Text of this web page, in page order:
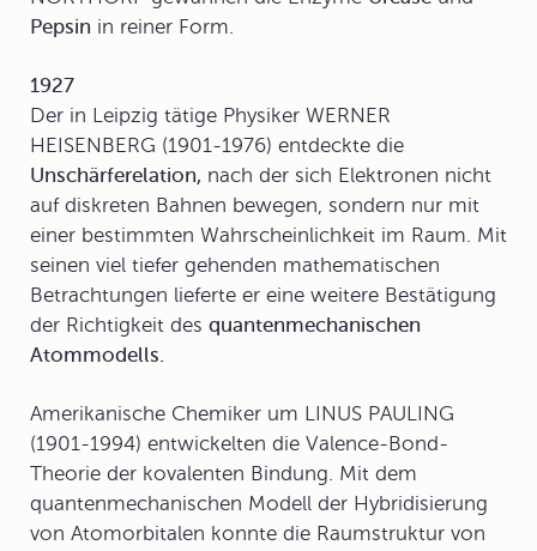
Pepsin in reiner Form.
1927
Der in Leipzig tätige Physiker WERNER
HEISENBERG (1901-1976) entdeckte die
Unschärferelation, nach der sich Elektronen nicht
auf diskreten Bahnen bewegen, sondern nur mit
einer bestimmten Wahrscheinlichkeit im Raum. Mit
seinen viel tiefer gehenden mathematischen
Betrachtungen lieferte er eine weitere Bestätigung
der Richtigkeit des quantenmechanischen
Atommodells.
Amerikanische Chemiker um LINUS PAULING
(1901-1994) entwickelten die Valence-Bond-
Theorie der kovalenten Bindung. Mit dem
quantenmechanischen Modell der Hybridisierung
von Atomorbitalen konnte die Raumstruktur von